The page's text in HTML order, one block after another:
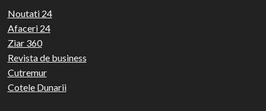
Noutati 24
Afaceri 24
Ziar 360
Revista de business
Cutremur
Cotele Dunarii